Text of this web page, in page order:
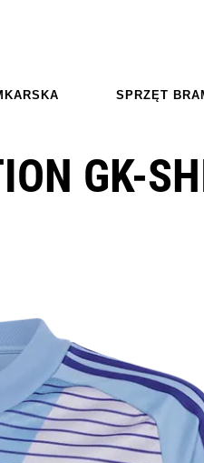
SPRZĘT
GK-